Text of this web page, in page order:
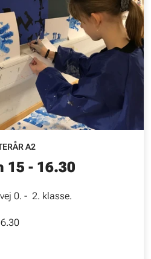
A2
15 - 16.30
0. - 2. klasse.